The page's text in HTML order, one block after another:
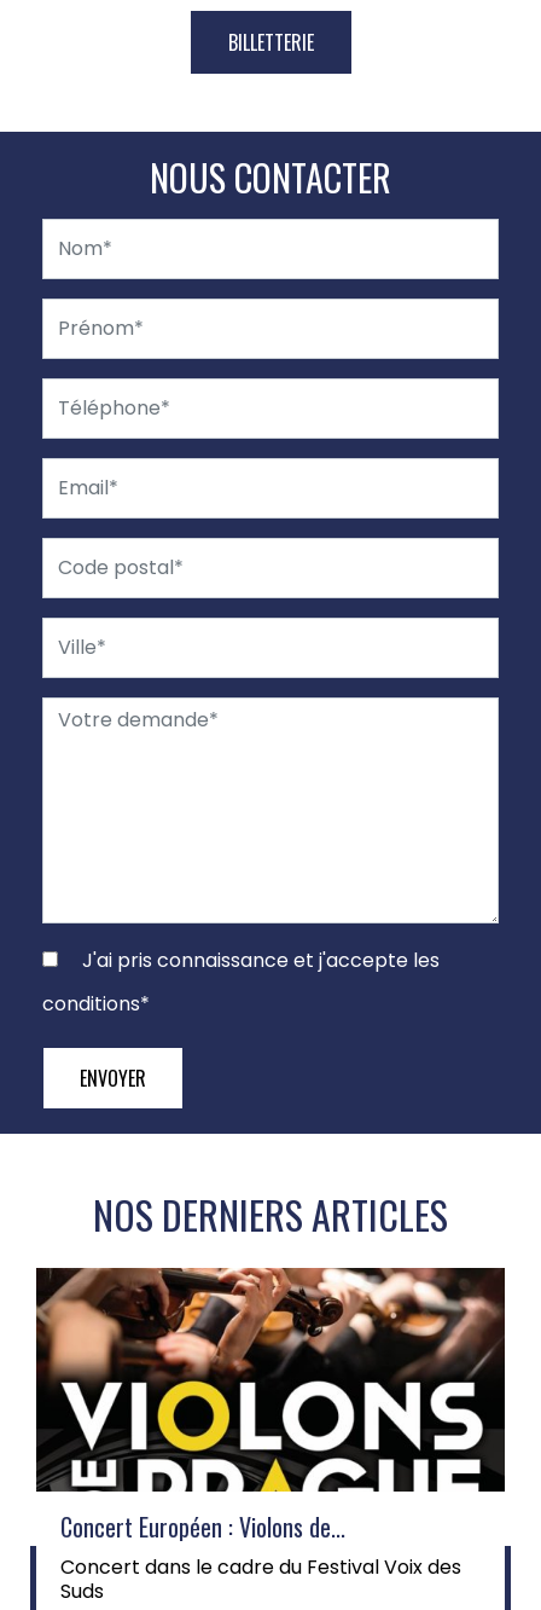
BILLETTERIE
NOUS CONTACTER
J'ai pris connaissance et j'accepte les
conditions*
ENVOYER
NOS DERNIERS ARTICLES
Concert Européen : Violons de...
Concert dans le cadre du Festival Voix des
Suds